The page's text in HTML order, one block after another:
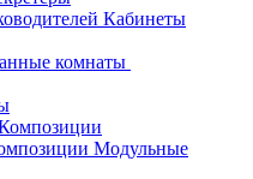
Кабинеты
комнаты
Модульные